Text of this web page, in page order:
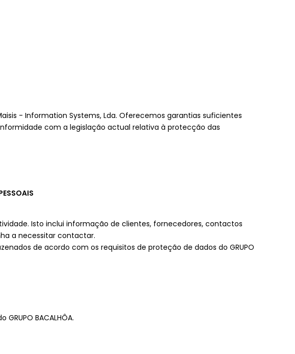
- Information Systems, Lda. Oferecemos garantias suficientes
com a legislação actual relativa à protecção das
Isto inclui informação de clientes, fornecedores, contactos
a necessitar contactar.
de acordo com os requisitos de proteção de dados do GRUPO
BACALHÔA.